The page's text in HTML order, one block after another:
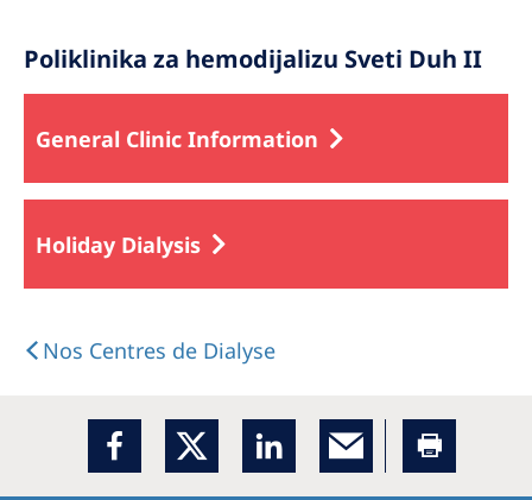
Poliklinika za hemodijalizu Sveti Duh II
General Clinic Information
Holiday Dialysis
Nos Centres de Dialyse